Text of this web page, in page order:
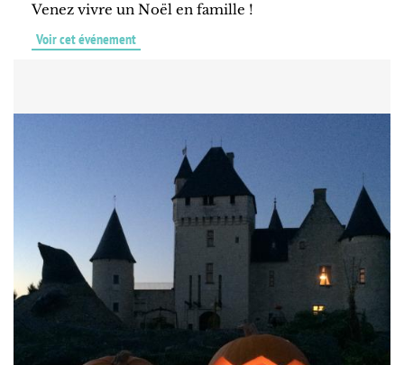
Venez vivre un Noël en famille !
Voir cet événement